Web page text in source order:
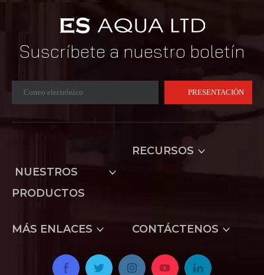
Suscríbete a nuestro boletín
PRESENTACIÓN
NUESTROS
PRODUCTOS
RECURSOS
MÁS ENLACES CONTÁCTENOS